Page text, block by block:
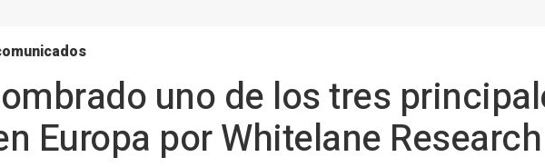
uno de los tres
Europa por Whitelane Research